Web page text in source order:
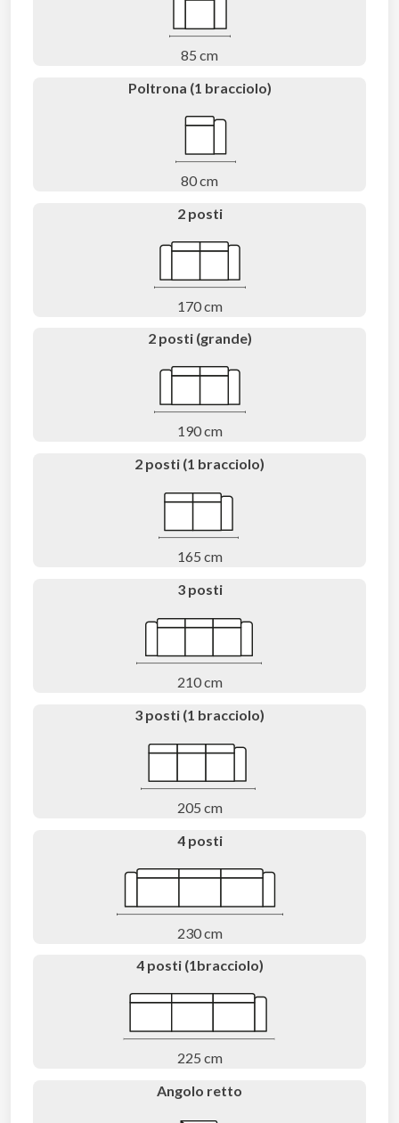
85 cm
Poltrona (1 bracciolo)
80 cm
2 posti
170 cm
2 posti (grande)
190 cm
2 posti (1 bracciolo)
165 cm
3 posti
210 cm
3 posti (1 bracciolo)
205 cm
4 posti
230 cm
4 posti (1bracciolo)
225 cm
Angolo retto